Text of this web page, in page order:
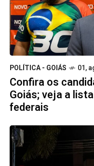
POLÍTICA - GOIÁS 01,
Confira os
Goiás; veja a
federais